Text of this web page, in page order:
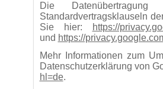
Die
Standardvertragsklauseln
Sie hier:
https://
und https://
Mehr Informationen zum
Datenschutzerklärung von
hl=de.